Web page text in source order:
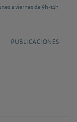
a viernes de 9h-14h
PUBLICACIONES